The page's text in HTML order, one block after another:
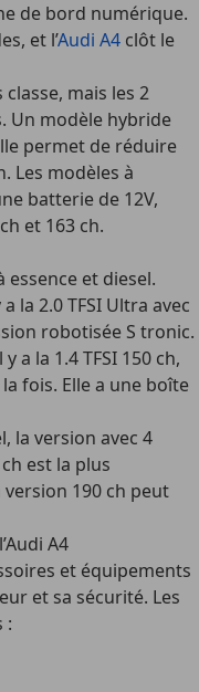
de bord numérique.
et l’Audi A4 clôt le
classe, mais les 2
Un modèle hybride
permet de réduire
Les modèles à
batterie de 12V,
et 163 ch.
essence et diesel.
la 2.0 TFSI Ultra avec
robotisée S tronic.
a la 1.4 TFSI 150 ch,
fois. Elle a une boîte
la version avec 4
est la plus
190 ch peut
A4
et équipements
et sa sécurité. Les
: